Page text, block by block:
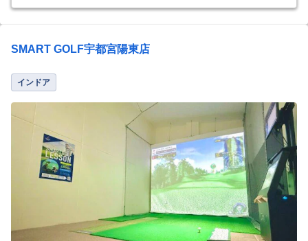
SMART GOLF宇都宮陽東店
インドア